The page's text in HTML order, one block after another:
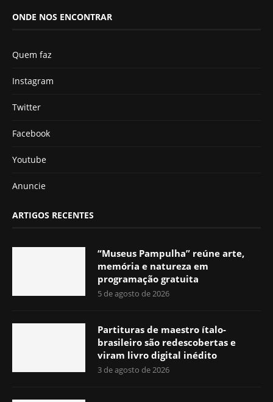
ONDE NOS ENCONTRAR
Quem faz
Instagram
Twitter
Facebook
Youtube
Anuncie
ARTIGOS RECENTES
“Museus Pampulha” reúne arte,
memória e natureza em
programação gratuita
5 de agosto de 2026
Partituras de maestro ítalo-
brasileiro são redescobertas e
viram livro digital inédito
3 de agosto de 2026